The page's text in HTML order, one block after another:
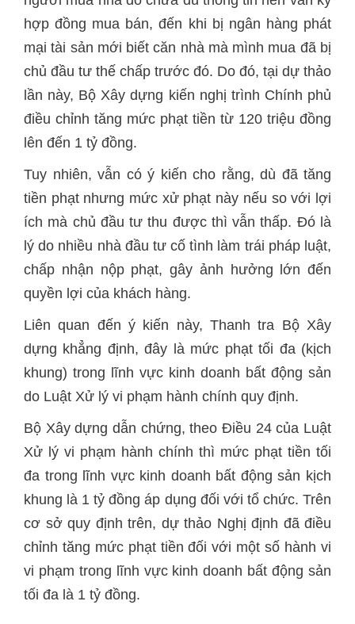
hợp đồng mua bán, đến khi bị ngân hàng phát
mại tài sản mới biết căn nhà mà mình mua đã bị
chủ đầu tư thế chấp trước đó. Do đó, tại dự thảo
lần này, Bộ Xây dựng kiến nghị trình Chính phủ
điều chỉnh tăng mức phạt tiền từ 120 triệu đồng
lên đến 1 tỷ đồng.
Tuy nhiên, vẫn có ý kiến cho rằng, dù đã tăng
tiền phạt nhưng mức xử phạt này nếu so với lợi
ích mà chủ đầu tư thu được thì vẫn thấp. Đó là
lý do nhiều nhà đầu tư cố tình làm trái pháp luật,
chấp nhận nộp phạt, gây ảnh hưởng lớn đến
quyền lợi của khách hàng.
Liên quan đến ý kiến này, Thanh tra Bộ Xây
dựng khẳng định, đây là mức phạt tối đa (kịch
khung) trong lĩnh vực kinh doanh bất động sản
do Luật Xử lý vi phạm hành chính quy định.
Bộ Xây dựng dẫn chứng, theo Điều 24 của Luật
Xử lý vi phạm hành chính thì mức phạt tiền tối
đa trong lĩnh vực kinh doanh bất động sản kịch
khung là 1 tỷ đồng áp dụng đối với tổ chức. Trên
cơ sở quy định trên, dự thảo Nghị định đã điều
chỉnh tăng mức phạt tiền đối với một số hành vi
vi phạm trong lĩnh vực kinh doanh bất động sản
tối đa là 1 tỷ đồng.